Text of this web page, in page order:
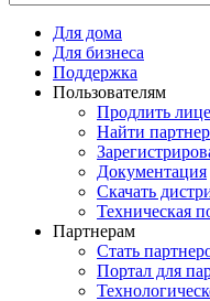
Для дома
Для бизнеса
Поддержка
Пользователям
Продлить
Найти
Документация
Скачать
Техническая
Партнерам
Стать
Портал для